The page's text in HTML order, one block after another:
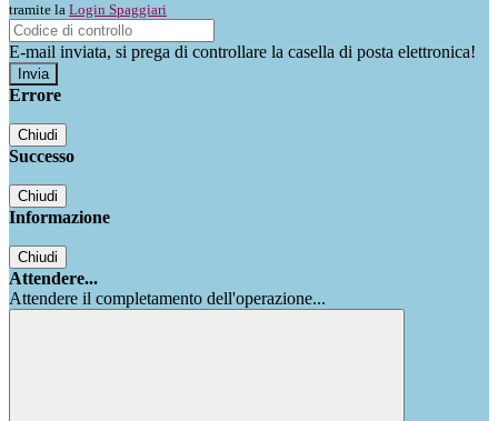
tramite la Login Spaggiari
E-mail inviata, si prega di controllare la casella di posta elettronica!
Errore
Chiudi
Successo
Chiudi
Informazione
Chiudi
Attendere...
Attendere il completamento dell'operazione...